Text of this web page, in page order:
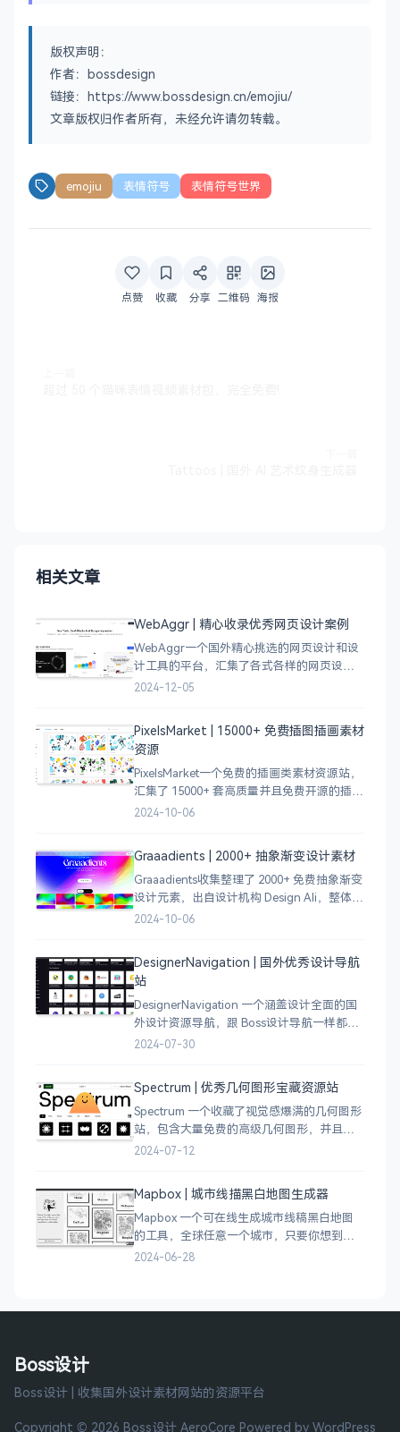
版权声明：
作者：bossdesign
链接：https://www.bossdesign.cn/emojiu/
文章版权归作者所有，未经允许请勿转载。
emojiu 表情符号 表情符号世界
点赞 收藏 分享 二维码 海报
相关文章
WebAggr | 精心收录优秀网页设计案例
WebAggr一个国外精心挑选的网页设计和设
计工具的平台，汇集了各式各样的网页设计
案例，涵盖个人博客、时尚、设计、机构、
计，应
2024-12-05
PixelsMarket | 15000+ 免费插图插画素材
资源
PixelsMarket一个免费的插画类素材资源站，
汇集了 15000+ 套高质量并且免费开源的插图
插画和图标资源。
2024-10-06
Graaadients | 2000+ 抽象渐变设计素材
Graaadients收集整理了 2000+ 免费抽象渐变
设计元素，出自设计机构 Design Ali，整体渐
变色比较鲜艳，更像是 AI 生成的元素，需要
2024-10-06
DesignerNavigation | 国外优秀设计导航
站
DesignerNavigation 一个涵盖设计全面的国
外设计资源导航，跟 Boss设计导航一样都是
分门别类的划分设计灵感、资讯、UI 资源、
2024-07-30
Spectrum | 优秀几何图形宝藏资源站
Spectrum 一个收藏了视觉感爆满的几何图形
站，包含大量免费的高级几何图形，并且每
周都会更新 100 个几何图案，不断的完善能
2024-07-12
Mapbox | 城市线描黑白地图生成器
Mapbox 一个可在线生成城市线稿黑白地图
的工具，全球任意一个城市，只要你想到的
城市，直接搜索城市名称，自动生成该城市
2024-06-28
Boss设计
Boss设计 | 收集国外设计素材网站的资源平台
Copyright © 2026 Boss设计 AeroCore Powered by WordPress